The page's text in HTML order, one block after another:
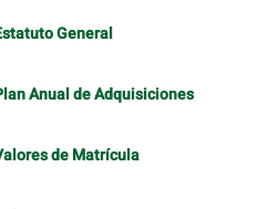
General
Anual de Adquisiciones
de Matrícula